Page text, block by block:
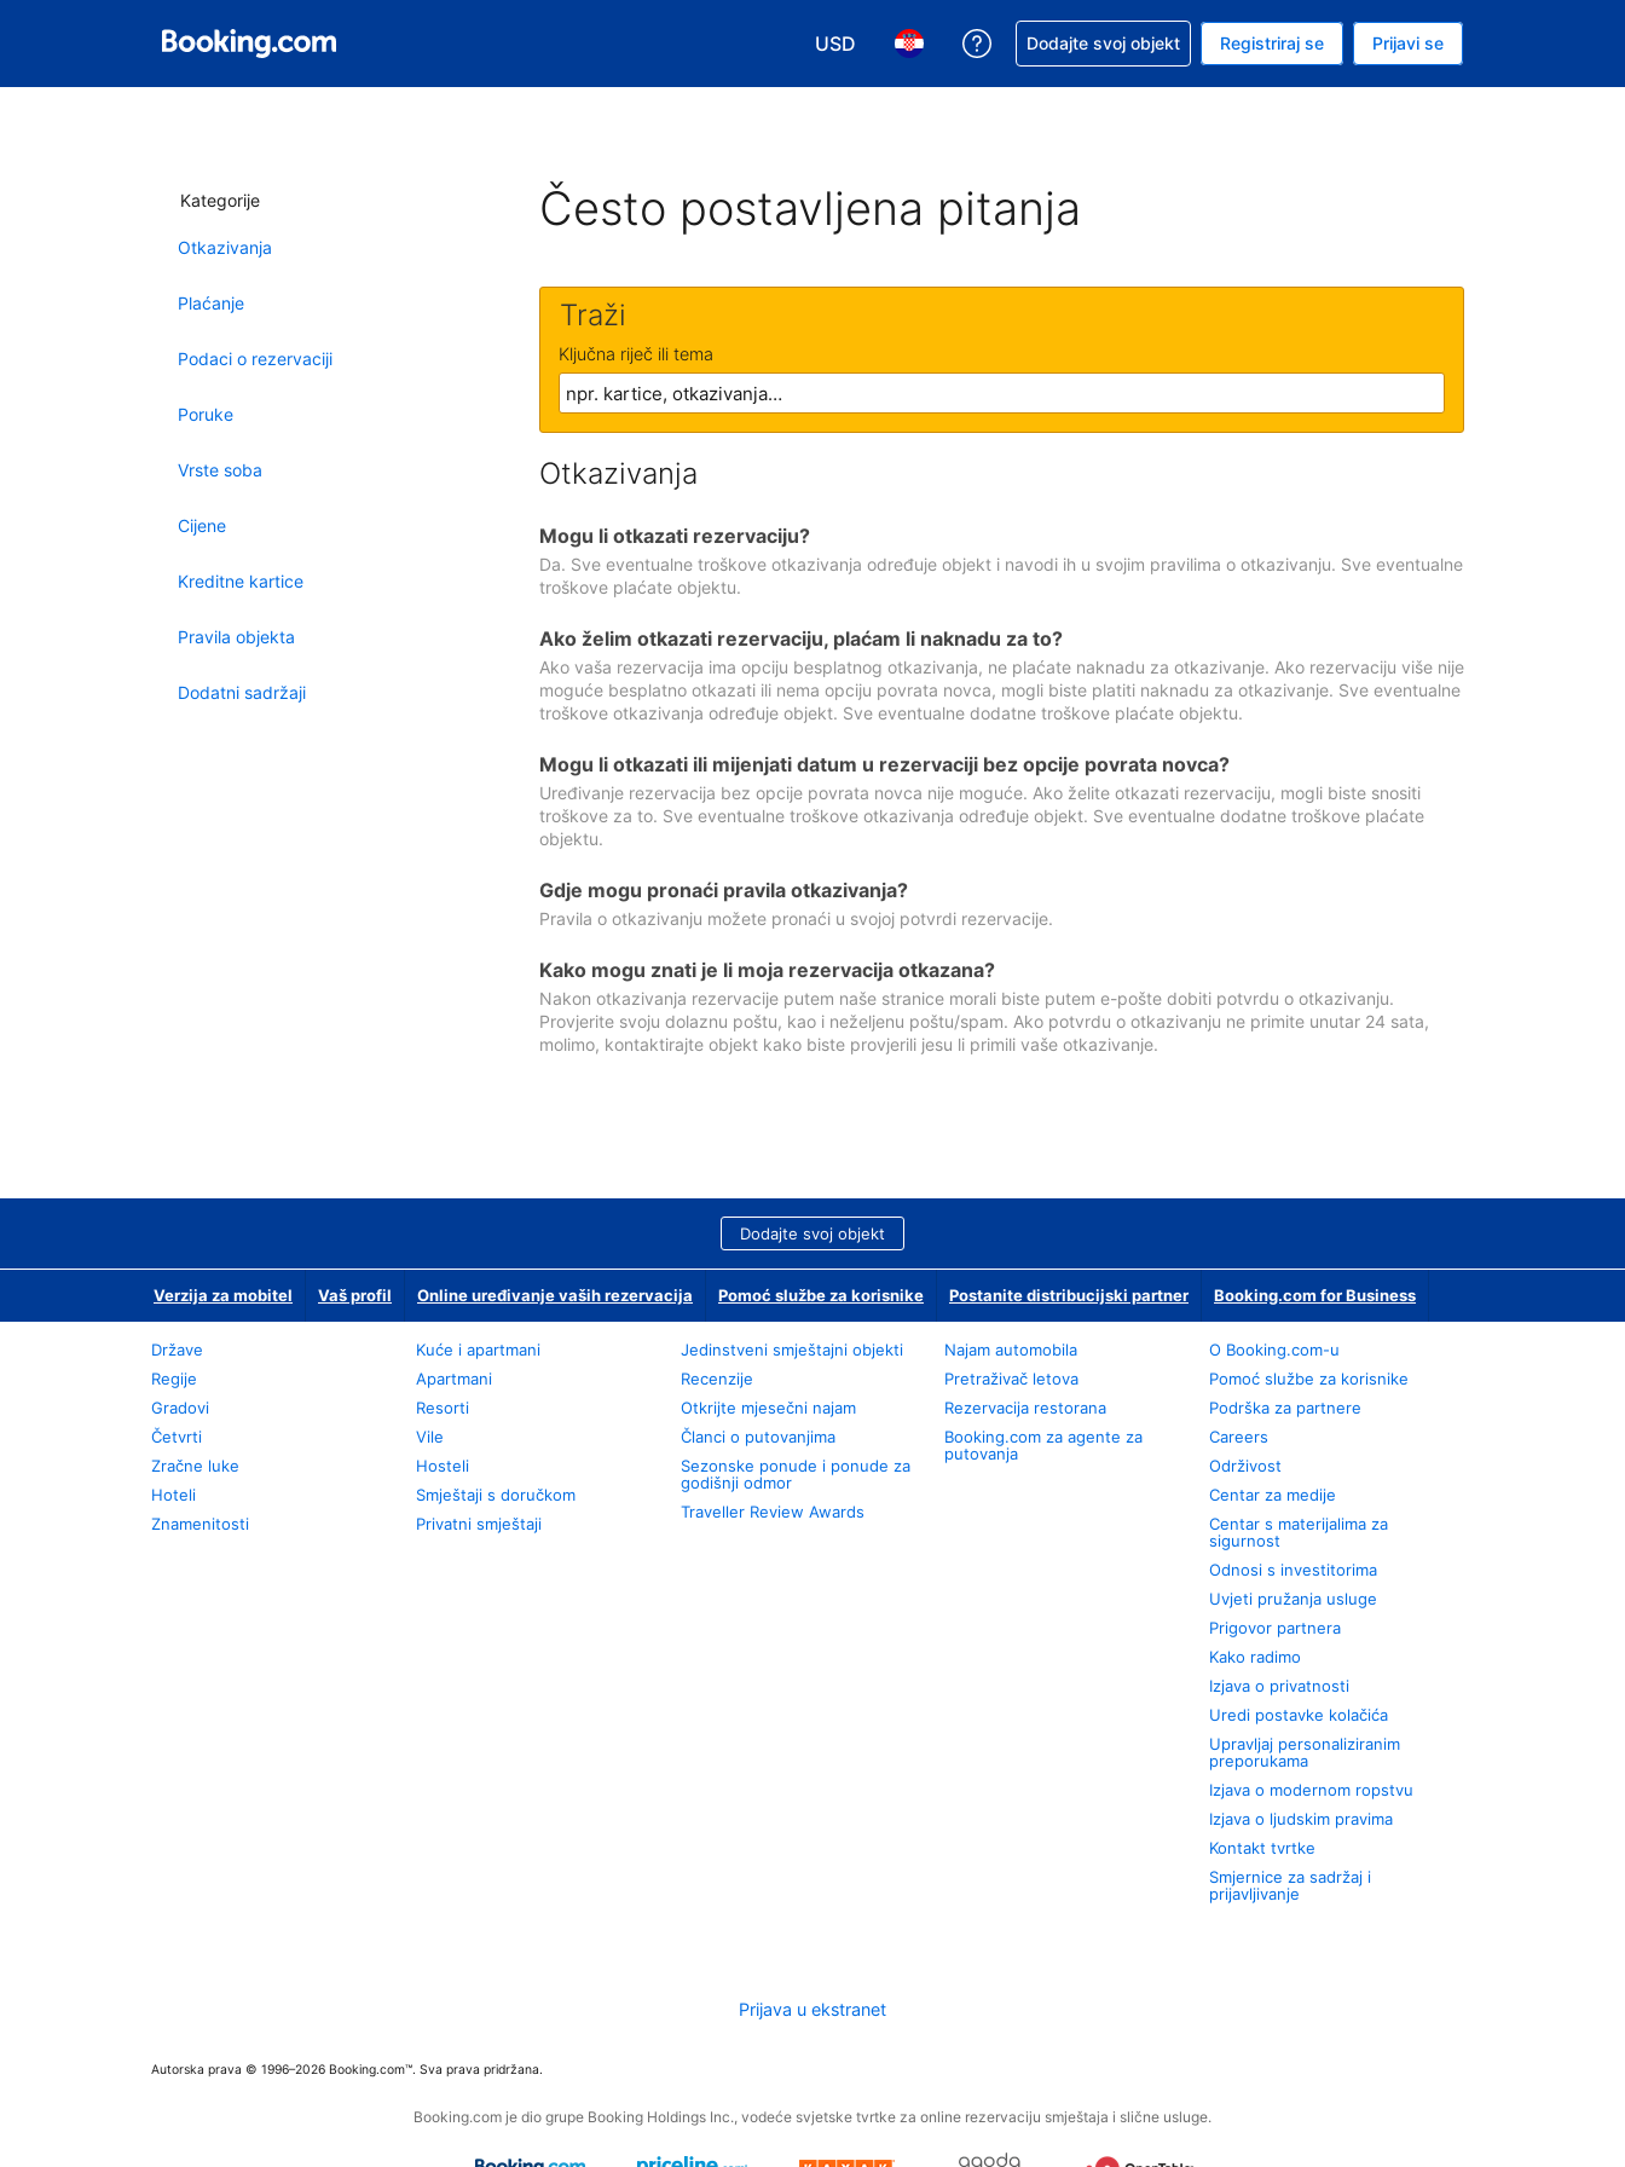
USD
Odaberite valutu. Vaša je trenutačna valuta Američki dolar
Odaberite svoj jezik. Vaš je trenutačni jezik Hrvatskom
Zatražite pomoć sa svojom rezervacijom
Dodajte svoj objekt Registriraj se Prijavi se
Kategorije
Otkazivanja
Plaćanje
Podaci o rezervaciji
Poruke
Vrste soba
Cijene
Kreditne kartice
Pravila objekta
Dodatni sadržaji
Često postavljena pitanja
Traži
Ključna riječ ili tema
Otkazivanja
Mogu li otkazati rezervaciju?
Da. Sve eventualne troškove otkazivanja određuje objekt i navodi ih u svojim pravilima o otkazivanju. Sve eventualne
troškove plaćate objektu.
Ako želim otkazati rezervaciju, plaćam li naknadu za to?
Ako vaša rezervacija ima opciju besplatnog otkazivanja, ne plaćate naknadu za otkazivanje. Ako rezervaciju više nije
moguće besplatno otkazati ili nema opciju povrata novca, mogli biste platiti naknadu za otkazivanje. Sve eventualne
troškove otkazivanja određuje objekt. Sve eventualne dodatne troškove plaćate objektu.
Mogu li otkazati ili mijenjati datum u rezervaciji bez opcije povrata novca?
Uređivanje rezervacija bez opcije povrata novca nije moguće. Ako želite otkazati rezervaciju, mogli biste snositi
troškove za to. Sve eventualne troškove otkazivanja određuje objekt. Sve eventualne dodatne troškove plaćate
objektu.
Gdje mogu pronaći pravila otkazivanja?
Pravila o otkazivanju možete pronaći u svojoj potvrdi rezervacije.
Kako mogu znati je li moja rezervacija otkazana?
Nakon otkazivanja rezervacije putem naše stranice morali biste putem e-pošte dobiti potvrdu o otkazivanju.
Provjerite svoju dolaznu poštu, kao i neželjenu poštu/spam. Ako potvrdu o otkazivanju ne primite unutar 24 sata,
molimo, kontaktirajte objekt kako biste provjerili jesu li primili vaše otkazivanje.
Dodajte svoj objekt
Verzija za mobitel Vaš profil Online uređivanje vaših rezervacija Pomoć službe za korisnike Postanite distribucijski partner Booking.com for Business
Države
Regije
Gradovi
Četvrti
Zračne luke
Hoteli
Znamenitosti
Kuće i apartmani
Apartmani
Resorti
Vile
Hosteli
Smještaji s doručkom
Privatni smještaji
Jedinstveni smještajni objekti
Recenzije
Otkrijte mjesečni najam
Članci o putovanjima
Sezonske ponude i ponude za
godišnji odmor
Traveller Review Awards
Najam automobila
Pretraživač letova
Rezervacija restorana
Booking.com za agente za
putovanja
O Booking.com-u
Pomoć službe za korisnike
Podrška za partnere
Careers
Održivost
Centar za medije
Centar s materijalima za
sigurnost
Odnosi s investitorima
Uvjeti pružanja usluge
Prigovor partnera
Kako radimo
Izjava o privatnosti
Uredi postavke kolačića
Upravljaj personaliziranim
preporukama
Izjava o modernom ropstvu
Izjava o ljudskim pravima
Kontakt tvrtke
Smjernice za sadržaj i
prijavljivanje
Prijava u ekstranet
Autorska prava © 1996–2026 Booking.com™. Sva prava pridržana.
Booking.com je dio grupe Booking Holdings Inc., vodeće svjetske tvrtke za online rezervaciju smještaja i slične usluge.